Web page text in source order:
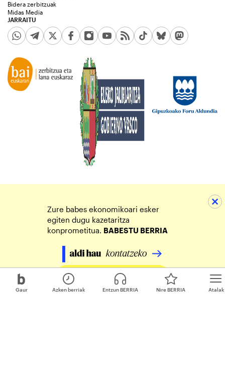
Gaur Atalak
Azken berriak Entzun BERRIA Nire BERRIA
JARRAITU
Bidera zerbitzuak
Midas Media
Zure babes ekonomikoari esker
egiten dugu kazetaritza
konprometitua. BABESTU BERRIA
Egin zure ekarpena